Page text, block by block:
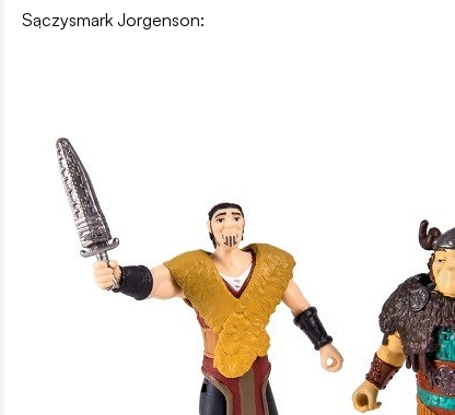
Sączysmark Jorgenson: